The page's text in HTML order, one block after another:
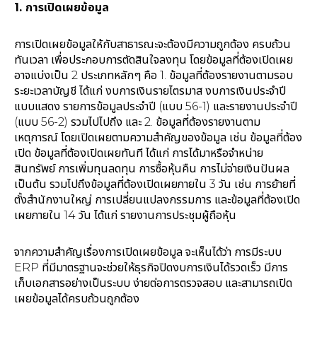
1. การเปิดเผยข้อมูล
การเปิดเผยข้อมูลให้กับสาธารณะจะต้องมีความถูกต้อง ครบถ้วน
ทันเวลา เพื่อประกอบการตัดสินใจลงทุน โดยข้อมูลที่ต้องเปิดเผย
อาจแบ่งเป็น 2 ประเภทหลักๆ คือ 1. ข้อมูลที่ต้องรายงานตามรอบ
ระยะเวลาบัญชี ได้แก่ งบการเงินรายไตรมาส งบการเงินประจำปี
แบบแสดง รายการข้อมูลประจำปี (แบบ 56-1) และรายงานประจำปี
(แบบ 56-2) รวมไปไปถึง และ 2. ข้อมูลที่ต้องรายงานตาม
เหตุการณ์ โดยเปิดเผยตามความสำคัญของข้อมูล เช่น ข้อมูลที่ต้อง
เปิด ข้อมูลที่ต้องเปิดเผยทันที ได้แก่ การได้มาหรือจำหน่าย
สินทรัพย์ การเพิ่มทุนลดทุน การซื้อหุ้นคืน การไม่จ่ายเงินปันผล
เป็นต้น รวมไปถึงข้อมูลที่ต้องเปิดเผยภายใน 3 วัน เช่น การย้ายที่
ตั้งสำนักงานใหญ่ การเปลี่ยนแปลงกรรมการ และข้อมูลที่ต้องเปิด
เผยภายใน 14 วัน ได้แก่ รายงานการประชุมผู้ถือหุ้น
จากความสำคัญเรื่องการเปิดเผยข้อมูล จะเห็นได้ว่า การมีระบบ
ERP ที่มีมาตรฐานจะช่วยให้ธุรกิจปิดงบการเงินได้รวดเร็ว มีการ
เก็บเอกสารอย่างเป็นระบบ ง่ายต่อการตรวจสอบ และสามารถเปิด
เผยข้อมูลได้ครบถ้วนถูกต้อง